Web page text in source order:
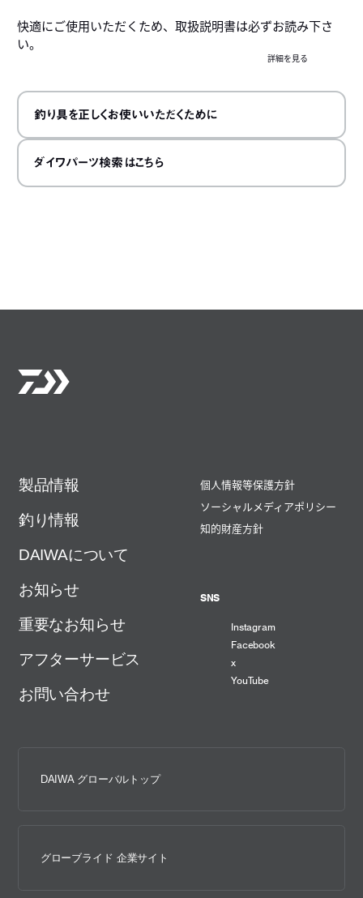
快適にご使用いただくため、取扱説明書は必ずお読み下さ
い。
詳細を見る
釣り具を正しくお使いいただくために
ダイワパーツ検索はこちら
製品情報
釣り情報
DAIWAについて
お知らせ
重要なお知らせ
アフターサービス
お問い合わせ
個人情報等保護方針
ソーシャルメディアポリシー
知的財産方針
SNS
Instagram
Facebook
x
YouTube
DAIWA グローバルトップ
グローブライド 企業サイト